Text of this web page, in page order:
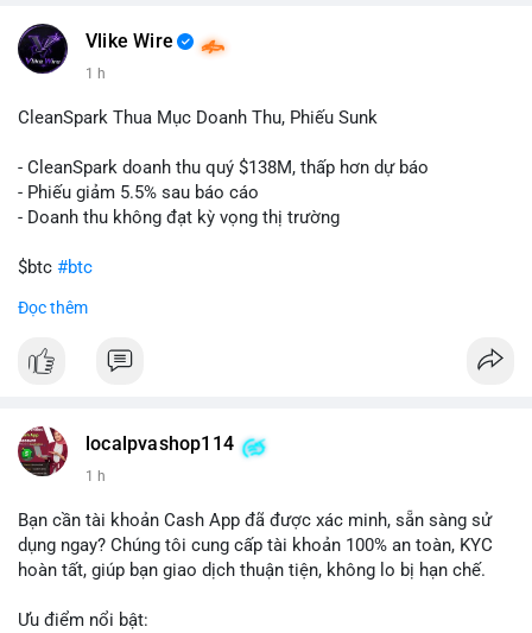
Vlike Wire
1 h
CleanSpark Thua Mục Doanh Thu, Phiếu Sunk
- CleanSpark doanh thu quý $138M, thấp hơn dự báo
- Phiếu giảm 5.5% sau báo cáo
- Doanh thu không đạt kỳ vọng thị trường
$btc #btc
#vlikevn
📰 Nguồn: Cointelegraph
Đọc thêm
localpvashop114
1 h
Bạn cần tài khoản Cash App đã được xác minh, sẵn sàng sử
dụng ngay? Chúng tôi cung cấp tài khoản 100% an toàn, KYC
hoàn tất, giúp bạn giao dịch thuận tiện, không lo bị hạn chế.
Ưu điểm nổi bật: